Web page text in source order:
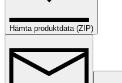
Hämta produktdata (ZIP)